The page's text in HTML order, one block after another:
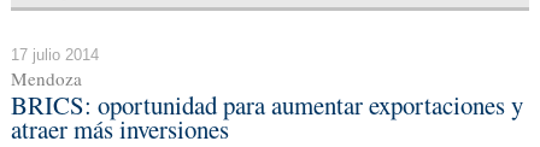
17 julio 2014
Mendoza
BRICS: oportunidad para aumentar exportaciones y
atraer más inversiones